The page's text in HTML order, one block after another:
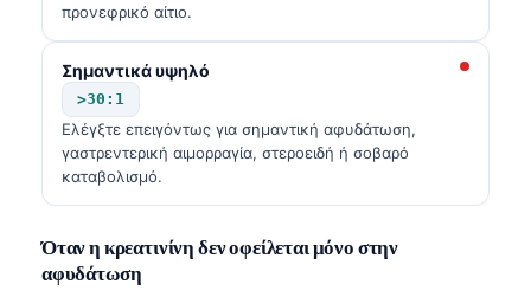
προνεφρικό αίτιο.
Σημαντικά υψηλό
>30:1
Ελέγξτε επειγόντως για σημαντική αφυδάτωση,
γαστρεντερική αιμορραγία, στεροειδή ή σοβαρό
καταβολισμό.
Όταν η κρεατινίνη δεν οφείλεται μόνο στην
αφυδάτωση